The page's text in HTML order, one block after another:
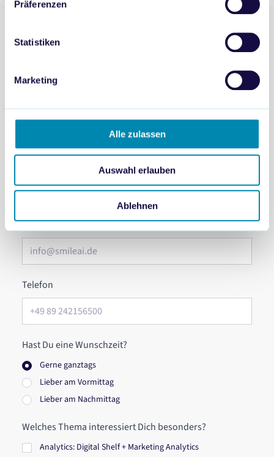
Präferenzen
Statistiken
Marketing
Alle zulassen
Auswahl erlauben
Ablehnen
Du möchtest Smile Analytics live erleben?
Buche jetzt Deinen Termin für eine Demo
E-Mail-Adresse*
Telefon
Hast Du eine Wunschzeit?
Gerne ganztags
Lieber am Vormittag
Lieber am Nachmittag
Welches Thema interessiert Dich besonders?
Analytics: Digital Shelf + Marketing Analytics